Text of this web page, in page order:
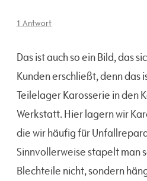
1 Antwort
Das ist auch so ein Bild, das
Kunden erschließt, denn das
Teilelager Karosserie in den
Werkstatt. Hier lagern wir
die wir häufig für
Sinnvollerweise stapelt man
Blechteile nicht, sondern